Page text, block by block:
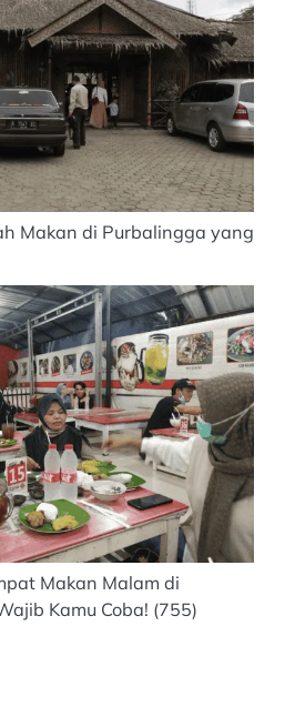
Makan di Purbalingga yang
Makan Malam di
Kamu Coba! (755)